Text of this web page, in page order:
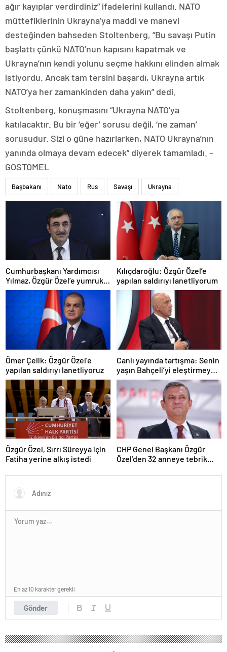
ağır kayıplar verdirdiniz” ifadelerini kullandı. NATO
müttefiklerinin Ukrayna’ya maddi ve manevi
desteğinden bahseden Stoltenberg, “Bu savaşı Putin
başlattı çünkü NATO’nun kapısını kapatmak ve
Ukrayna’nın kendi yolunu seçme hakkını elinden almak
istiyordu. Ancak tam tersini başardı, Ukrayna artık
NATO’ya her zamankinden daha yakın” dedi.
Stoltenberg, konuşmasını “Ukrayna NATO’ya
katılacaktır. Bu bir ‘eğer’ sorusu değil, ‘ne zaman’
sorusudur. Sizi o güne hazırlarken, NATO Ukrayna’nın
yanında olmaya devam edecek” diyerek tamamladı. –
GOSTOMEL
Başbakanı Nato Rus Savaşı Ukrayna
Cumhurbaşkanı Yardımcısı
Yılmaz, Özgür Özel’e yumruklu
saldırıyı kınadı
Kılıçdaroğlu: Özgür Özel’e
yapılan saldırıyı lanetliyorum
Ömer Çelik: Özgür Özel’e
yapılan saldırıyı lanetliyoruz
Canlı yayında tartışma: Senin
yaşın Bahçeli’yi eleştirmeye
yetmez
Özgür Özel, Sırrı Süreyya için
Fatiha yerine alkış istedi
CHP Genel Başkanı Özgür
Özel’den 32 anneye tebrik
Gönder
En az 10 karakter gerekli